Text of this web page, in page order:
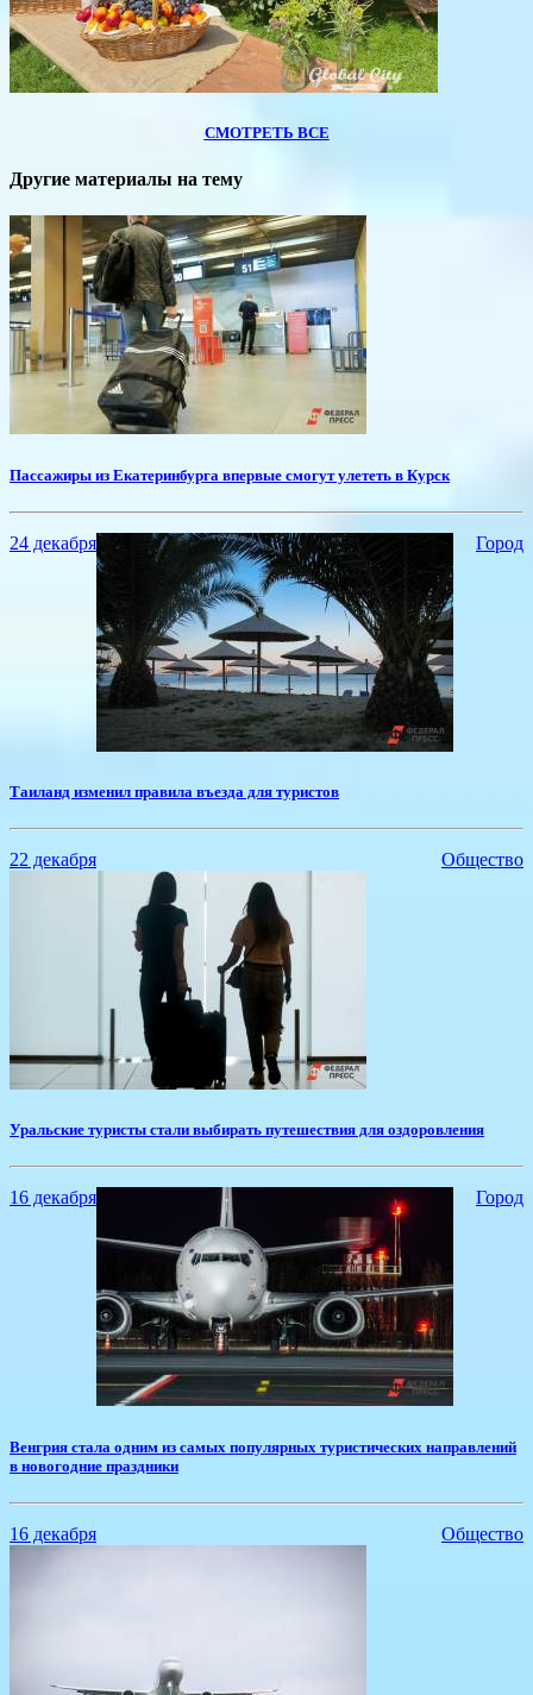
СМОТРЕТЬ ВСЕ
Другие материалы на тему
​Пассажиры из Екатеринбурга впервые смогут улететь в Курск
24 декабря Город
​Таиланд изменил правила въезда для туристов
22 декабря Общество
​Уральские туристы стали выбирать путешествия для оздоровления
16 декабря Город
​Венгрия стала одним из самых популярных туристических направлений
в новогодние праздники
16 декабря Общество